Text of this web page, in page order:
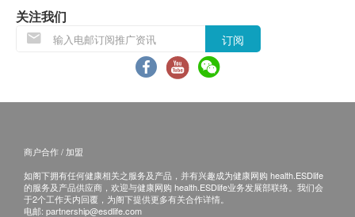
订购一经确认，不设更改已订购的计划，转让给第
三者及／或退款。
所有健康检查/服务并非作为医务诊断或治疗用
health.ESDlife】并没有经营或提供本服务/产品。
有关此服务/产品的错漏或延误，或因使用此服务/
关注我们
订阅
商户合作 / 加盟
如阁下拥有任何健康相关之服务及产品，并有兴趣成为健康网购 health.ESDlife
的服务及产品供应商，欢迎与健康网购 health.ESDlife业务发展部联络。我们会
于2个工作天内回覆，为阁下提供更多有关合作详情。
电邮: partnership@esdlife.com